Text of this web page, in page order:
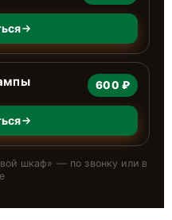
600 ₽
шкаф» — по звонку или в